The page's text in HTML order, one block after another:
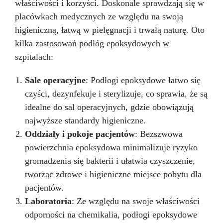
właściwości i korzyści. Doskonale sprawdzają się w
placówkach medycznych ze względu na swoją
higieniczną, łatwą w pielęgnacji i trwałą naturę. Oto
kilka zastosowań podłóg epoksydowych w
szpitalach:
Sale operacyjne: Podłogi epoksydowe łatwo się
czyści, dezynfekuje i sterylizuje, co sprawia, że są
idealne do sal operacyjnych, gdzie obowiązują
najwyższe standardy higieniczne.
Oddziały i pokoje pacjentów: Bezszwowa
powierzchnia epoksydowa minimalizuje ryzyko
gromadzenia się bakterii i ułatwia czyszczenie,
tworząc zdrowe i higieniczne miejsce pobytu dla
pacjentów.
Laboratoria: Ze względu na swoje właściwości
odporności na chemikalia, podłogi epoksydowe